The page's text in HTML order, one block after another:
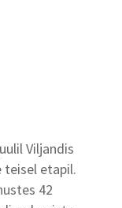
Viljandis
teisel etapil.
42